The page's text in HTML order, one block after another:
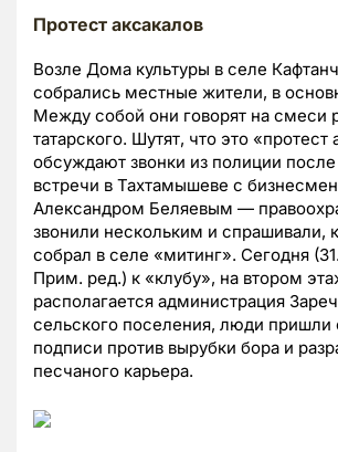
Протест аксакалов
Возле Дома культуры в селе
собрались местные жители, в
Между собой они говорят на смеси
татарского. Шутят, что это «протест
обсуждают звонки из полиции
встречи в Тахтамышеве с
Александром Беляевым —
звонили нескольким и спрашивали,
собрал в селе «митинг». Сегодня
Прим. ред.) к «клубу», на втором
располагается администрация
сельского поселения, люди пришли
подписи против вырубки бора и
песчаного карьера.